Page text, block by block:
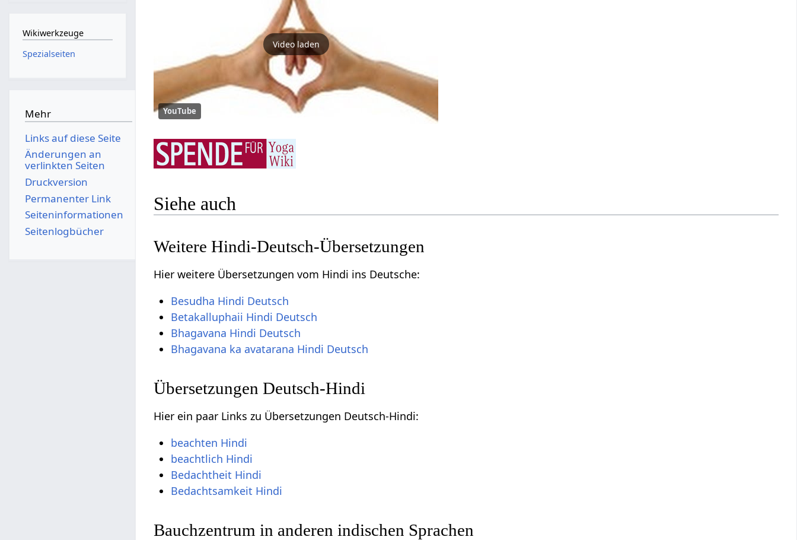
Video laden
YouTube
Siehe auch
Weitere Hindi-Deutsch-Übersetzungen
Hier weitere Übersetzungen vom Hindi ins Deutsche:
Besudha Hindi Deutsch
Betakalluphaii Hindi Deutsch
Bhagavana Hindi Deutsch
Bhagavana ka avatarana Hindi Deutsch
Übersetzungen Deutsch-Hindi
Hier ein paar Links zu Übersetzungen Deutsch-Hindi:
beachten Hindi
beachtlich Hindi
Bedachtheit Hindi
Bedachtsamkeit Hindi
Bauchzentrum in anderen indischen Sprachen
Wikiwerkzeuge
Spezialseiten
Mehr
Links auf diese Seite
Änderungen an
verlinkten Seiten
Druckversion
Permanenter Link
Seiten­­informationen
Seitenlogbücher